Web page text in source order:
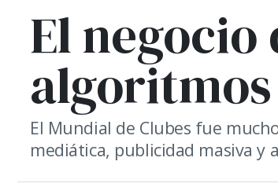
El
algoritmos
El Mundial de Clubes fue
mediática, publicidad masiva y